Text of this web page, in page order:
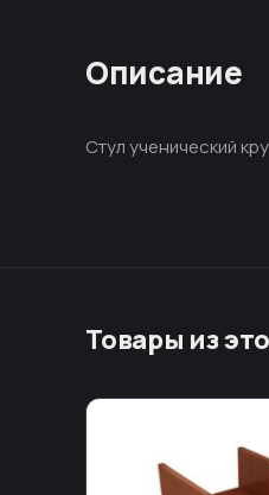
Описание
Стул ученический
Товары из